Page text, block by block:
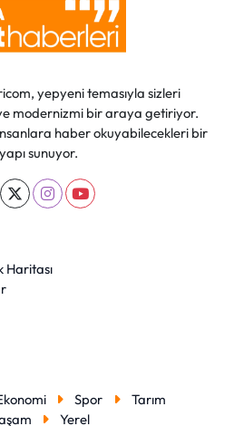
yepyeni temasıyla sizleri
modernizmi bir araya getiriyor.
haber okuyabilecekleri bir
sunuyor.
Haritası
Spor
Tarım
Yerel